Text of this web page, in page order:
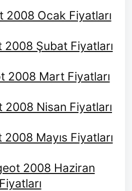
2008 Ocak Fiyatları
2008 Şubat Fiyatları
2008 Mart Fiyatları
2008 Nisan Fiyatları
Mayıs Fiyatları
2008 Haziran
Fiyatları